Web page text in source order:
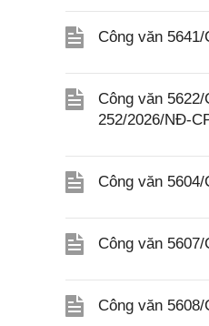
Công văn
Công văn
252/2026/NĐ-
Công văn
Công văn
Công văn